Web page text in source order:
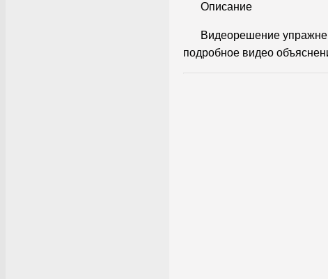
Описание
Видеорешение
подробное видео